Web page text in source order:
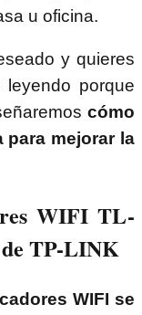
u oficina.
y quieres
porque
cómo
para mejorar la
WIFI TL-
TP-LINK
WIFI se